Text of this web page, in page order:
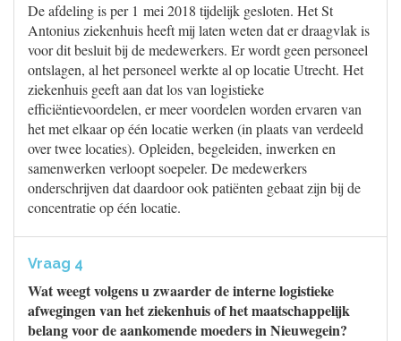
De afdeling is per 1 mei 2018 tijdelijk gesloten. Het St
Antonius ziekenhuis heeft mij laten weten dat er draagvlak is
voor dit besluit bij de medewerkers. Er wordt geen personeel
ontslagen, al het personeel werkte al op locatie Utrecht. Het
ziekenhuis geeft aan dat los van logistieke
efficiëntievoordelen, er meer voordelen worden ervaren van
het met elkaar op één locatie werken (in plaats van verdeeld
over twee locaties). Opleiden, begeleiden, inwerken en
samenwerken verloopt soepeler. De medewerkers
onderschrijven dat daardoor ook patiënten gebaat zijn bij de
concentratie op één locatie.
Vraag 4
Wat weegt volgens u zwaarder de interne logistieke
afwegingen van het ziekenhuis of het maatschappelijk
belang voor de aankomende moeders in Nieuwegein?